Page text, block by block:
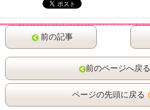
前の記事
前のページへ戻る
ページの先頭に戻る